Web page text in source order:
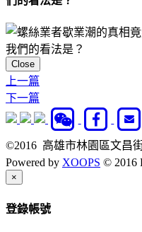
Close
上一篇
下一篇
©2016 高雄市林園區文昌
Powered by XOOPS © 2016
×
登錄帳號